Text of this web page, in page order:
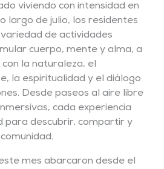
viviendo con intensidad en
largo de julio, los residentes
de actividades
cuerpo, mente y alma, a
la naturaleza, el
la espiritualidad y el diálogo
Desde paseos al aire libre
cada experiencia
para descubrir, compartir y
mes abarcaron desde el